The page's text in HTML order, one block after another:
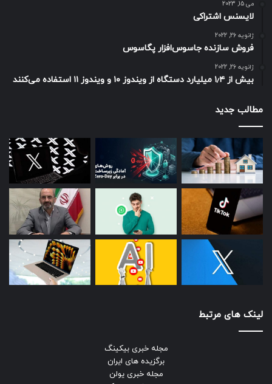
می 15, 2023
لایسنس اشتراکی
ژانویه 26, 2022
فروش سازنده جاسوس‌افزار پگاسوس
ژانویه 26, 2022
بیش از ۱٫۴ میلیارد دستگاه از ویندوز ۱۰ و ویندوز ۱۱ استفاده می‌کنند
مطالب جدید
لینک های مرتبط
مجله خبری بیکینگ
برگزیده های ایران
مجله خبری یولن